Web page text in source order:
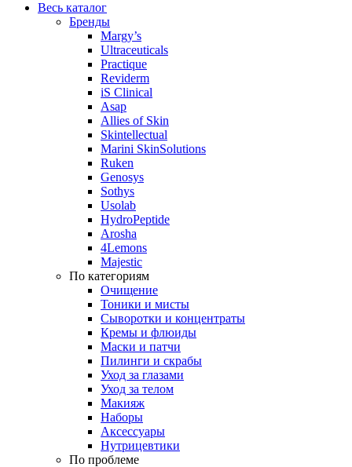
Весь каталог
Бренды
Margy’s
Ultraceuticals
Practique
Reviderm
iS Clinical
Asap
Allies of Skin
Skintellectual
Marini SkinSolutions
Ruken
Genosys
Sothys
Usolab
HydroPeptide
Arosha
4Lemons
Majestic
По категориям
Очищение
Тоники и мисты
Сыворотки и концентраты
Кремы и флюиды
Маски и патчи
Пилинги и скрабы
Уход за глазами
Уход за телом
Макияж
Наборы
Аксессуары
Нутрицевтики
По проблеме